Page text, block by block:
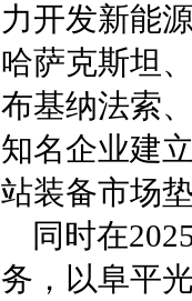
力开发新能
哈萨克斯坦
布基纳法索
知名企业建
站装备市场
同时在
务，以阜平